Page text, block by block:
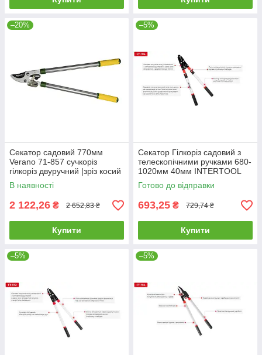
–20%
Секатор садовий 770мм
Verano 71-857 сучкоріз
гілкоріз двуручний |зріз косий
45мм для дерев винограда
кущів гілок квітів
В наявності
2 122,26 ₴ 2 652,83 ₴
Купити
–5%
Секатор Гілкоріз садовий з
телескопічними ручками 680-
1020мм 40мм INTERTOOL
FT-1116 сучкоріз двуручний
телескопічний
Готово до відправки
693,25 ₴ 729,74 ₴
Купити
–5% –5%